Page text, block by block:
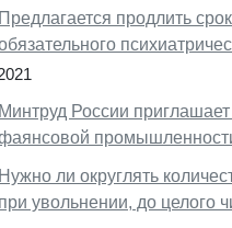
Предлагается продлить
Минтруд России
Нужно ли округлять
при увольнении, до целого